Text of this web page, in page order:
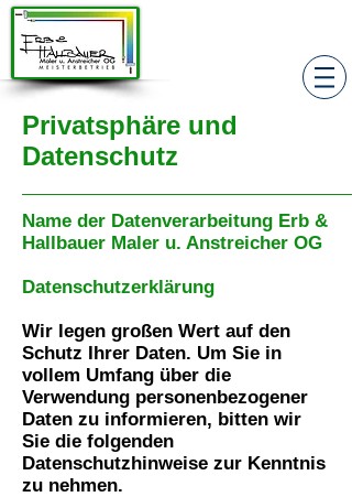
Privatsphäre und
Datenschutz
Name der Datenverarbeitung Erb &
Hallbauer Maler u. Anstreicher OG
Datenschutzerklärung
Wir legen großen Wert auf den
Schutz Ihrer Daten. Um Sie in
vollem Umfang über die
Verwendung personenbezogener
Daten zu informieren, bitten wir
Sie die folgenden
Datenschutzhinweise zur Kenntnis
zu nehmen.